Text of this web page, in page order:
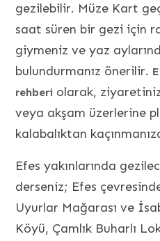
gezilebilir. Müze Kart
saat süren bir gezi için
giymeniz ve yaz
bulundurmanız önerilir.
rehberi olarak,
veya akşam üzerlerine
kalabalıktan
Efes yakınlarında
derseniz; Efes
Uyurlar Mağarası ve
Köyü, Çamlık Buharlı